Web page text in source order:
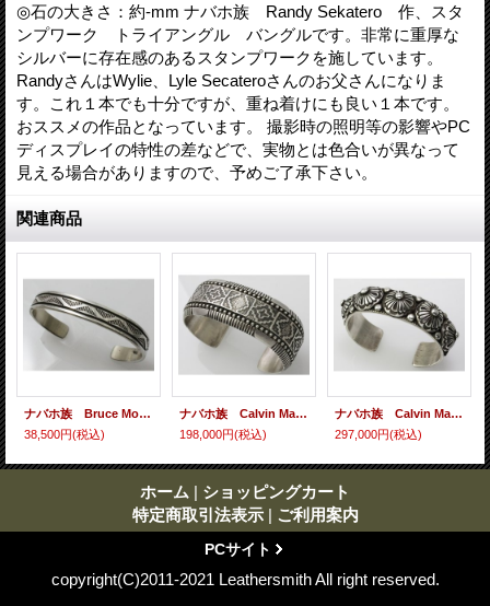
◎石の大きさ：約-mm ナバホ族 Randy Sekatero 作、スタ
ンプワーク トライアングル バングルです。非常に重厚な
シルバーに存在感のあるスタンプワークを施しています。
RandyさんはWylie、Lyle Secateroさんのお父さんになりま
す。これ１本でも十分ですが、重ね着けにも良い１本です。
おススメの作品となっています。 撮影時の照明等の影響やPC
ディスプレイの特性の差などで、実物とは色合いが異なって
見える場合がありますので、予めご了承下さい。
関連商品
ナバホ族 Bruce Morgan スタンプワーク バングル 4
38,500円(税込)
ナバホ族 Calvin Martinez スタンプワーク 極厚バングル ５
198,000円(税込)
ナバホ族 Calvin Martinez ５コンチョ スタンプワーク バングル ６
297,000円(税込)
ホーム | ショッピングカート
特定商取引法表示 | ご利用案内
PCサイト
copyright(C)2011-2021 Leathersmith All right reserved.